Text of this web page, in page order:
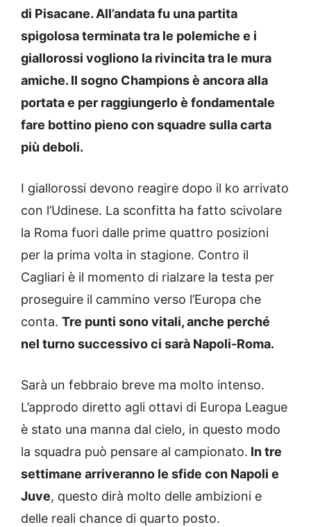
di Pisacane. All’andata fu una partita
spigolosa terminata tra le polemiche e i
giallorossi vogliono la rivincita tra le mura
amiche. Il sogno Champions è ancora alla
portata e per raggiungerlo è fondamentale
fare bottino pieno con squadre sulla carta
più deboli.
I giallorossi devono reagire dopo il ko arrivato
con l’Udinese. La sconfitta ha fatto scivolare
la Roma fuori dalle prime quattro posizioni
per la prima volta in stagione. Contro il
Cagliari è il momento di rialzare la testa per
proseguire il cammino verso l’Europa che
conta. Tre punti sono vitali, anche perché
nel turno successivo ci sarà Napoli-Roma.
Sarà un febbraio breve ma molto intenso.
L’approdo diretto agli ottavi di Europa League
è stato una manna dal cielo, in questo modo
la squadra può pensare al campionato. In tre
settimane arriveranno le sfide con Napoli e
Juve, questo dirà molto delle ambizioni e
delle reali chance di quarto posto.